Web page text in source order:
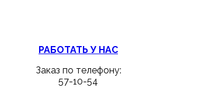
РАБОТАТЬ У НАС
Заказ по телефону:
57-10-54